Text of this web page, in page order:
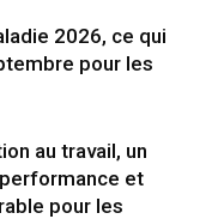
2026, ce qui
pour les
au travail, un
et
pour les